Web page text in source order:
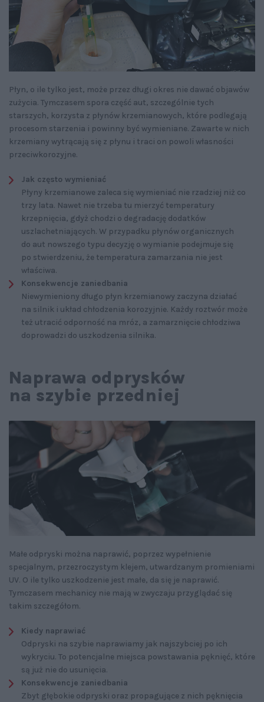
Płyn, o ile tylko jest, może przez długi okres nie dawać objawów
zużycia. Tymczasem spora część aut, szczególnie tych
starszych, korzysta z płynów krzemianowych, które podlegają
procesom starzenia i powinny być wymieniane. Zawarte w nich
krzemiany wytrącają się z płynu i traci on powoli własności
przeciwkorozyjne.
Jak często wymieniać
Płyny krzemianowe zaleca się wymieniać nie rzadziej niż co
trzy lata. Nawet nie trzeba tu mierzyć temperatury
krzepnięcia, gdyż chodzi o degradację dodatków
uszlachetniających. W przypadku płynów organicznych
do aut nowszego typu decyzję o wymianie podejmuje się
po stwierdzeniu, że temperatura zamarzania nie jest
właściwa.
Konsekwencje zaniedbania
Niewymieniony długo płyn krzemianowy zaczyna działać
na silnik i układ chłodzenia korozyjnie. Każdy roztwór może
też utracić odporność na mróz, a zamarznięcie chłodziwa
doprowadzi do uszkodzenia silnika.
Naprawa odprysków
na szybie przedniej
Małe odpryski można naprawić, poprzez wypełnienie
specjalnym, przezroczystym klejem, utwardzanym promieniami
UV. O ile tylko uszkodzenie jest małe, da się je naprawić.
Tymczasem mechanicy nie mają w zwyczaju przyglądać się
takim szczegółom.
Kiedy naprawiać
Odpryski na szybie naprawiamy jak najszybciej po ich
wykryciu. To potencjalne miejsca powstawania pęknięć, które
są już nie do usunięcia.
Konsekwencje zaniedbania
Zbyt głębokie odpryski oraz propagujące z nich pęknięcia